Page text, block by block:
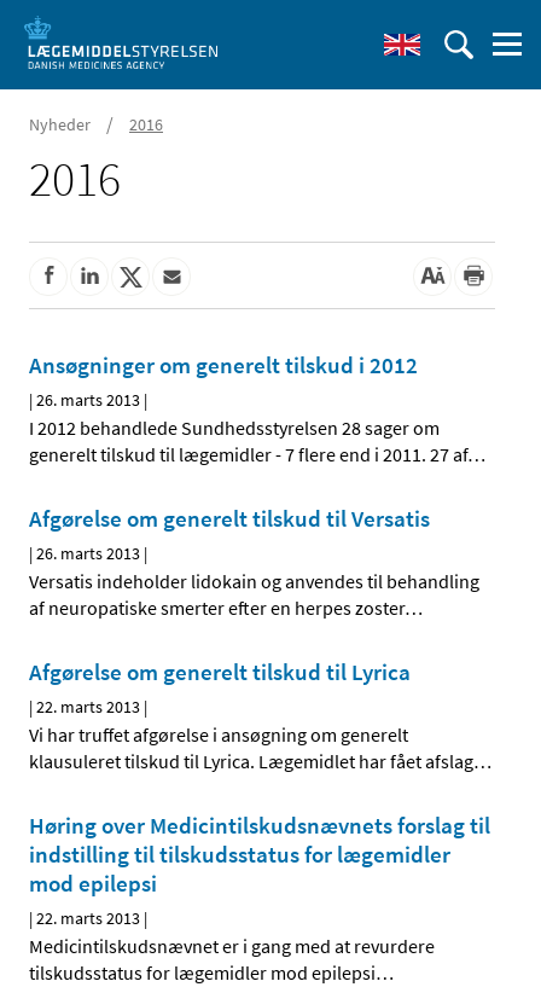
Nyheder / 2016
2016
Ansøgninger om generelt tilskud i 2012
|26. marts 2013 |
I 2012 behandlede Sundhedsstyrelsen 28 sager om
generelt tilskud til lægemidler - 7 flere end i 2011. 27 af…
Afgørelse om generelt tilskud til Versatis
|26. marts 2013 |
Versatis indeholder lidokain og anvendes til behandling
af neuropatiske smerter efter en herpes zoster…
Afgørelse om generelt tilskud til Lyrica
|22. marts 2013 |
Vi har truffet afgørelse i ansøgning om generelt
klausuleret tilskud til Lyrica. Lægemidlet har fået afslag…
Høring over Medicintilskuds­nævnets forslag til
indstilling til tilskudsstatus for lægemidler
mod epilepsi
|22. marts 2013 |
Medicintilskudsnævnet er i gang med at revurdere
tilskudsstatus for lægemidler mod epilepsi…